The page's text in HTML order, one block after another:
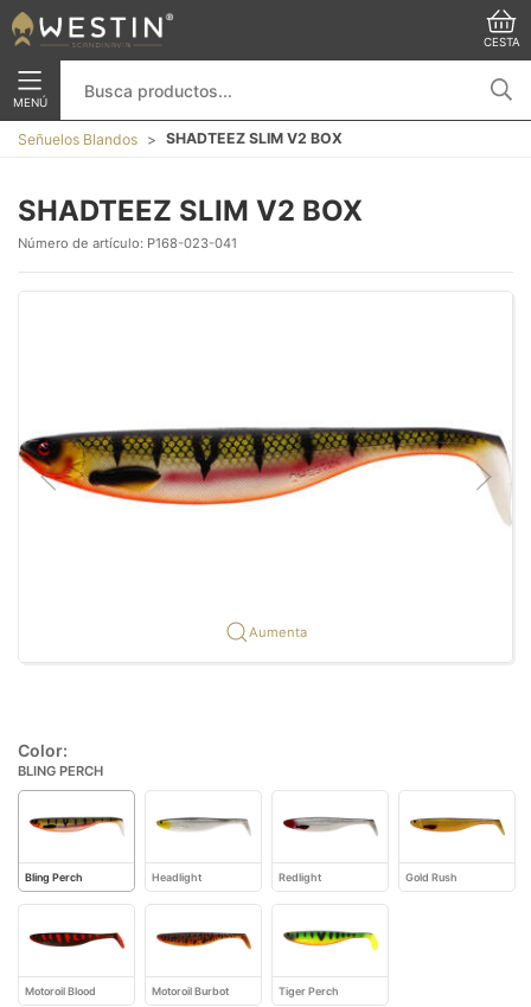
CESTA
MENÚ
Señuelos Blandos SHADTEEZ SLIM V2 BOX
SHADTEEZ SLIM V2 BOX
Número de artículo: P168-023-041
Aumenta
Color:
BLING PERCH
Bling Perch Headlight Redlight Gold Rush
Motoroil Blood Motoroil Burbot Tiger Perch